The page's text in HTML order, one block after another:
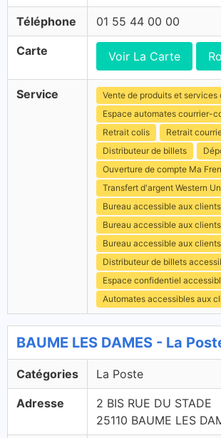
Téléphone 01 55 44 00 00
Carte Voir La Carte
Service
Vente de produits et
Espace automates courrier-
Retrait colis
Retrait
Distributeur de billets
Ouverture de compte Ma
Transfert d'argent Western
Bureau accessible aux
Bureau accessible aux
Bureau accessible aux
Distributeur de billets
Espace confidentiel
Automates accessibles aux
BAUME LES DAMES - La
Catégories La Poste
Adresse
2 BIS RUE DU STADE
25110 BAUME LES